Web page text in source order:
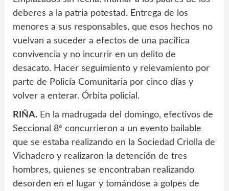
deberes a la patria potestad. Entrega de los
menores a sus responsables, que esos hechos no
vuelvan a suceder a efectos de una pacífica
convivencia y no incurrir en un delito de
desacato. Hacer seguimiento y relevamiento por
parte de Policía Comunitaria por cinco días y
volver a enterar. Órbita policial.
RIÑA. En la madrugada del domingo, efectivos de
Seccional 8ª concurrieron a un evento bailable
que se estaba realizando en la Sociedad Criolla de
Vichadero y realizaron la detención de tres
hombres, quienes se encontraban realizando
desorden en el lugar y tomándose a golpes de